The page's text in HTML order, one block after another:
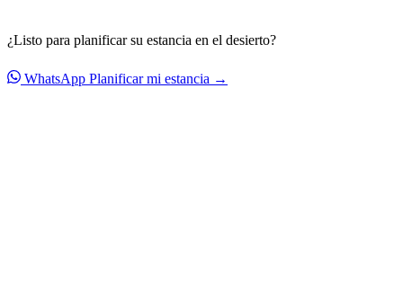
¿Listo para planificar su estancia en el desierto?
WhatsApp Planificar mi estancia →